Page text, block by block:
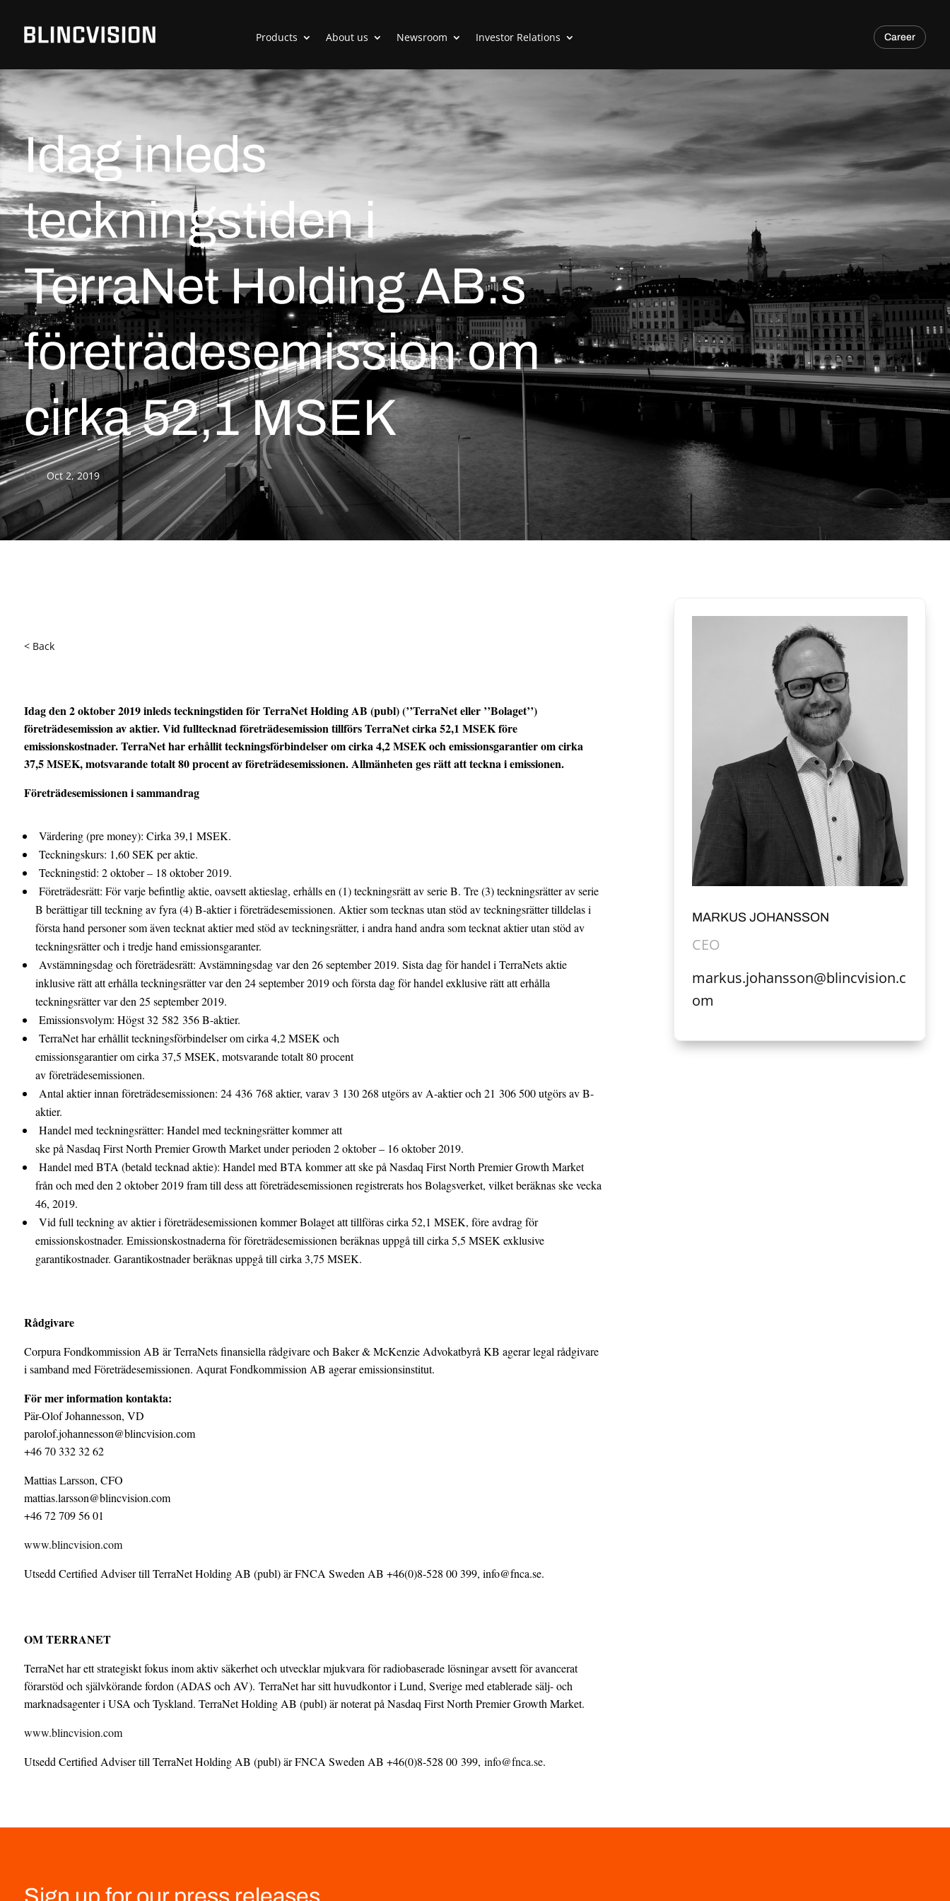
Products About us Newsroom Investor Relations Career
Idag inleds
teckningstiden i
TerraNet Holding AB:s
företrädesemission om
cirka 52,1 MSEK
Oct 2, 2019
< Back
Idag den 2 oktober 2019 inleds teckningstiden för TerraNet Holding AB (publ) (’’TerraNet eller ’’Bolaget’’)
företrädesemission av aktier. Vid fulltecknad företrädesemission tillförs TerraNet cirka 52,1 MSEK före
emissionskostnader. TerraNet har erhållit teckningsförbindelser om cirka 4,2 MSEK och emissionsgarantier om cirka
37,5 MSEK, motsvarande totalt 80 procent av företrädesemissionen. Allmänheten ges rätt att teckna i emissionen.
Företrädesemissionen i sammandrag
Värdering (pre money): Cirka 39,1 MSEK.
Teckningskurs: 1,60 SEK per aktie.
Teckningstid: 2 oktober – 18 oktober 2019.
Företrädesrätt: För varje befintlig aktie, oavsett aktieslag, erhålls en (1) teckningsrätt av serie B. Tre (3) teckningsrätter av serie
B berättigar till teckning av fyra (4) B-aktier i företrädesemissionen. Aktier som tecknas utan stöd av teckningsrätter tilldelas i
första hand personer som även tecknat aktier med stöd av teckningsrätter, i andra hand andra som tecknat aktier utan stöd av
teckningsrätter och i tredje hand emissionsgaranter.
Avstämningsdag och företrädesrätt: Avstämningsdag var den 26 september 2019. Sista dag för handel i TerraNets aktie
inklusive rätt att erhålla teckningsrätter var den 24 september 2019 och första dag för handel exklusive rätt att erhålla
teckningsrätter var den 25 september 2019.
Emissionsvolym: Högst 32 582 356 B-aktier.
TerraNet har erhållit teckningsförbindelser om cirka 4,2 MSEK och
emissionsgarantier om cirka 37,5 MSEK, motsvarande totalt 80 procent
av företrädesemissionen.
Antal aktier innan företrädesemissionen: 24 436 768 aktier, varav 3 130 268 utgörs av A-aktier och 21 306 500 utgörs av B-
aktier.
Handel med teckningsrätter: Handel med teckningsrätter kommer att
ske på Nasdaq First North Premier Growth Market under perioden 2 oktober – 16 oktober 2019.
Handel med BTA (betald tecknad aktie): Handel med BTA kommer att ske på Nasdaq First North Premier Growth Market
från och med den 2 oktober 2019 fram till dess att företrädesemissionen registrerats hos Bolagsverket, vilket beräknas ske vecka
46, 2019.
Vid full teckning av aktier i företrädesemissionen kommer Bolaget att tillföras cirka 52,1 MSEK, före avdrag för
emissionskostnader. Emissionskostnaderna för företrädesemissionen beräknas uppgå till cirka 5,5 MSEK exklusive
garantikostnader. Garantikostnader beräknas uppgå till cirka 3,75 MSEK.
Rådgivare
Corpura Fondkommission AB är TerraNets finansiella rådgivare och Baker & McKenzie Advokatbyrå KB agerar legal rådgivare
i samband med Företrädesemissionen. Aqurat Fondkommission AB agerar emissionsinstitut.
För mer information kontakta:
Pär-Olof Johannesson, VD
parolof.johannesson@blincvision.com
+46 70 332 32 62
Mattias Larsson, CFO
mattias.larsson@blincvision.com
+46 72 709 56 01
www.blincvision.com
Utsedd Certified Adviser till TerraNet Holding AB (publ) är FNCA Sweden AB +46(0)8-528 00 399, info@fnca.se.
OM TERRANET
TerraNet har ett strategiskt fokus inom aktiv säkerhet och utvecklar mjukvara för radiobaserade lösningar avsett för avancerat
förarstöd och självkörande fordon (ADAS och AV). TerraNet har sitt huvudkontor i Lund, Sverige med etablerade sälj- och
marknadsagenter i USA och Tyskland. TerraNet Holding AB (publ) är noterat på Nasdaq First North Premier Growth Market.
www.blincvision.com
Utsedd Certified Adviser till TerraNet Holding AB (publ) är FNCA Sweden AB +46(0)8-528 00 399, info@fnca.se.
MARKUS JOHANSSON
CEO
markus.johansson@blincvision.c
om